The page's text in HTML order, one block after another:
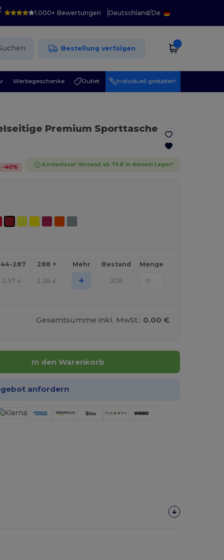
1.000+ Bewertungen Deutschland/De
Bestellung verfolgen
Werbegeschenke Outlet Individuell gestalten!
Premium Sporttasche
-40% Kostenloser Versand ab 79 € in diesem Lager!
287 288 + Mehr Bestand Menge
2.57 € 2.26 € + 206
Gesamtsumme inkl. MwSt.: 0.00 €
In den Warenkorb
anfordern